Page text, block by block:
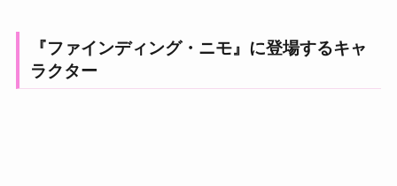
『ファインディング・ニモ』に登場するキャ
ラクター